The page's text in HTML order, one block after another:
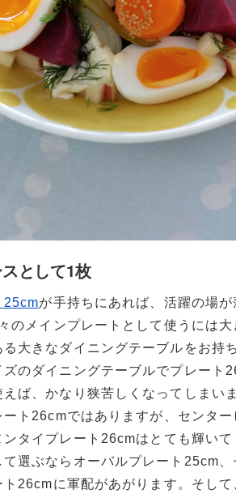
として1枚
25cmが手持ちにあれば、活躍の場
のメインプレートとして使うには
る大きなダイニングテーブルをお持
ズのダイニングテーブルでプレート
ば、かなり狭苦しくなってしまい
ート26cmではありますが、センタ
ンタイプレート26cmはとても輝い
て選ぶならオーバルプレート25cm
ト26cmに軍配があがります。そし